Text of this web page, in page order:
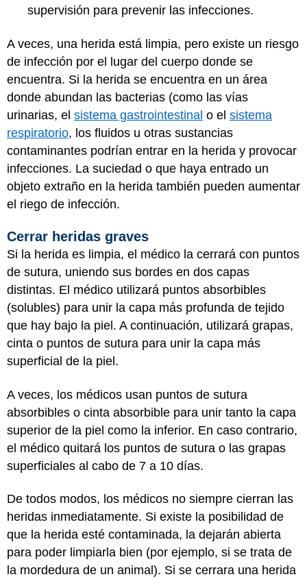
supervisión para prevenir las infecciones.
A veces, una herida está limpia, pero existe un riesgo
de infección por el lugar del cuerpo donde se
encuentra. Si la herida se encuentra en un área
donde abundan las bacterias (como las vías
urinarias, el sistema gastrointestinal o el sistema
respiratorio, los fluidos u otras sustancias
contaminantes podrían entrar en la herida y provocar
infecciones. La suciedad o que haya entrado un
objeto extraño en la herida también pueden aumentar
el riego de infección.
Cerrar heridas graves
Si la herida es limpia, el médico la cerrará con puntos
de sutura, uniendo sus bordes en dos capas
distintas. El médico utilizará puntos absorbibles
(solubles) para unir la capa más profunda de tejido
que hay bajo la piel. A continuación, utilizará grapas,
cinta o puntos de sutura para unir la capa más
superficial de la piel.
A veces, los médicos usan puntos de sutura
absorbibles o cinta absorbible para unir tanto la capa
superior de la piel como la inferior. En caso contrario,
el médico quitará los puntos de sutura o las grapas
superficiales al cabo de 7 a 10 días.
De todos modos, los médicos no siempre cierran las
heridas inmediatamente. Si existe la posibilidad de
que la herida esté contaminada, la dejarán abierta
para poder limpiarla bien (por ejemplo, si se trata de
la mordedura de un animal). Si se cerrara una herida